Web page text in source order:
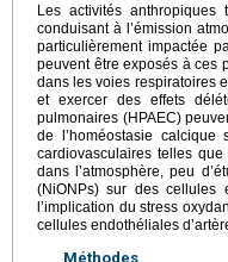
Les activités anthropiques
conduisant à l’émission
particulièrement impactée
peuvent être exposés à ces
dans les voies respiratoires
et exercer des effets
pulmonaires (HPAEC)
de l’homéostasie
cardiovasculaires telles que
dans l’atmosphère, peu
(NiONPs) sur des cellules
l’implication du stress
cellules endothéliales
Méthodes